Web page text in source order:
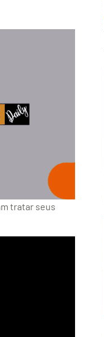
tratar seus